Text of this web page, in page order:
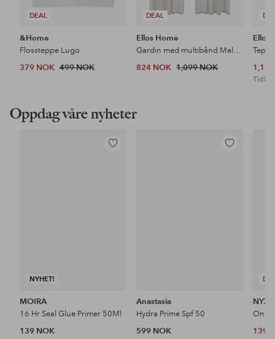
DEAL
&Home
Flossteppe Lugo
379 NOK 499 NOK
DEAL
Ellos Home
Gardin med multibånd Malva 2-pk i 100% lin
824 NOK 1,099 NOK
Ellos
Tidl.
Oppdag våre nyheter
NYHET!
Legg
MOIRA
16 Hr Seal Glue Primer 50Ml
139 NOK
Legg
Anastasia
Hydra Prime Spf 50
599 NOK
NYX
139